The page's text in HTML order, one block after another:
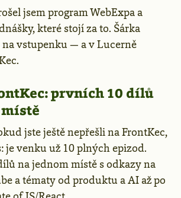
jsem program WebExpa a
které stojí za to. Šárka
vstupenku — a v Lucerně
prvních 10 dílů
jste ještě nepřešli na FrontKec,
je venku už 10 plných epizod.
na jednom místě s odkazy na
a tématy od produktu a AI až po